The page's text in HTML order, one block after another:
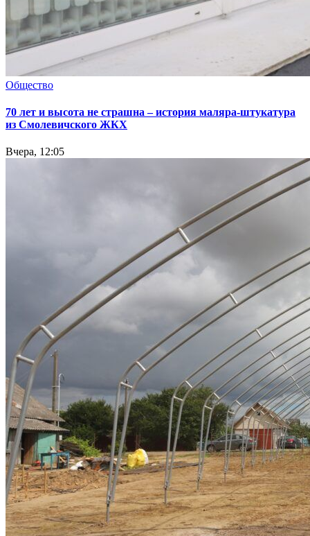
Общество
70 лет и высота не страшна – история маляра-штукатура
из Смолевичского ЖКХ
Вчера, 12:05